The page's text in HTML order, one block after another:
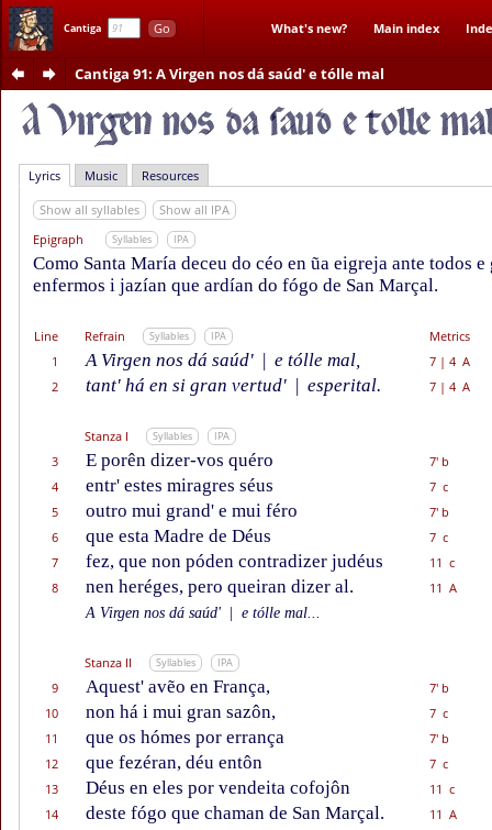
Cantiga Go What's new? Main index
Cantiga 91: A Virgen nos dá saúd' e tólle mal
Lyrics Music Resources
Show all syllables
Show all IPA
Epigraph
Syllables IPA
Como Santa María deceu do céo en ũa eigreja ante todos
enfermos i jazían que ardían do fógo de San Marçal.
Line Refrain Syllables IPA
Metrics
1
A Virgen nos dá saúd' | e tólle mal, 7 | 4 A
2
tant' há en si gran vertud' | esperital. 7 | 4 A
Stanza I Syllables IPA
3 E porên dizer-vos quéro
7' b
4
entr' estes miragres séus
7 c
5
outro mui grand' e mui féro
7' b
6
que esta Madre de Déus
7 c
7
fez, que non póden contradizer judéus
11 c
8
nen heréges, pero queiran dizer al.
11 A
A Virgen nos dá saúd'
e tólle mal...
Stanza II Syllables IPA
9 Aquest' avẽo en França,
7' b
10
non há i mui gran sazôn,
7 c
11
que os hómes por errança
7' b
12
que fezéran, déu entôn
7 c
13
Déus en eles por vendeita cofojôn
11 c
14
deste fógo que chaman de San Marçal.
11 A